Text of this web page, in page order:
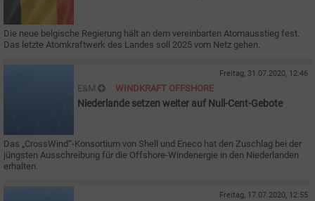
Die neue belgische Regierung hält an dem vereinbarten Atomausstieg fest.
Das letzte Atomkraftwerk des Landes soll 2025 vom Netz gehen.
Freitag, 31.07.2020, 12:46
E&M WINDKRAFT OFFSHORE
Niederlande setzen weiter auf Null-Cent-Gebote
Das „CrossWind“-Konsortium von Shell und Eneco hat den Zuschlag bei der
jüngsten Ausschreibung für die Offshore-Windenergie in den Niederlanden
erhalten.
Freitag, 17.07.2020, 12:55